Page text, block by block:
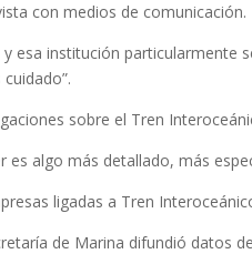
con medios de comunicación.
y esa institución
sobre el Tren
es algo más detallado, más
ligadas a Tren
de Marina difundió datos